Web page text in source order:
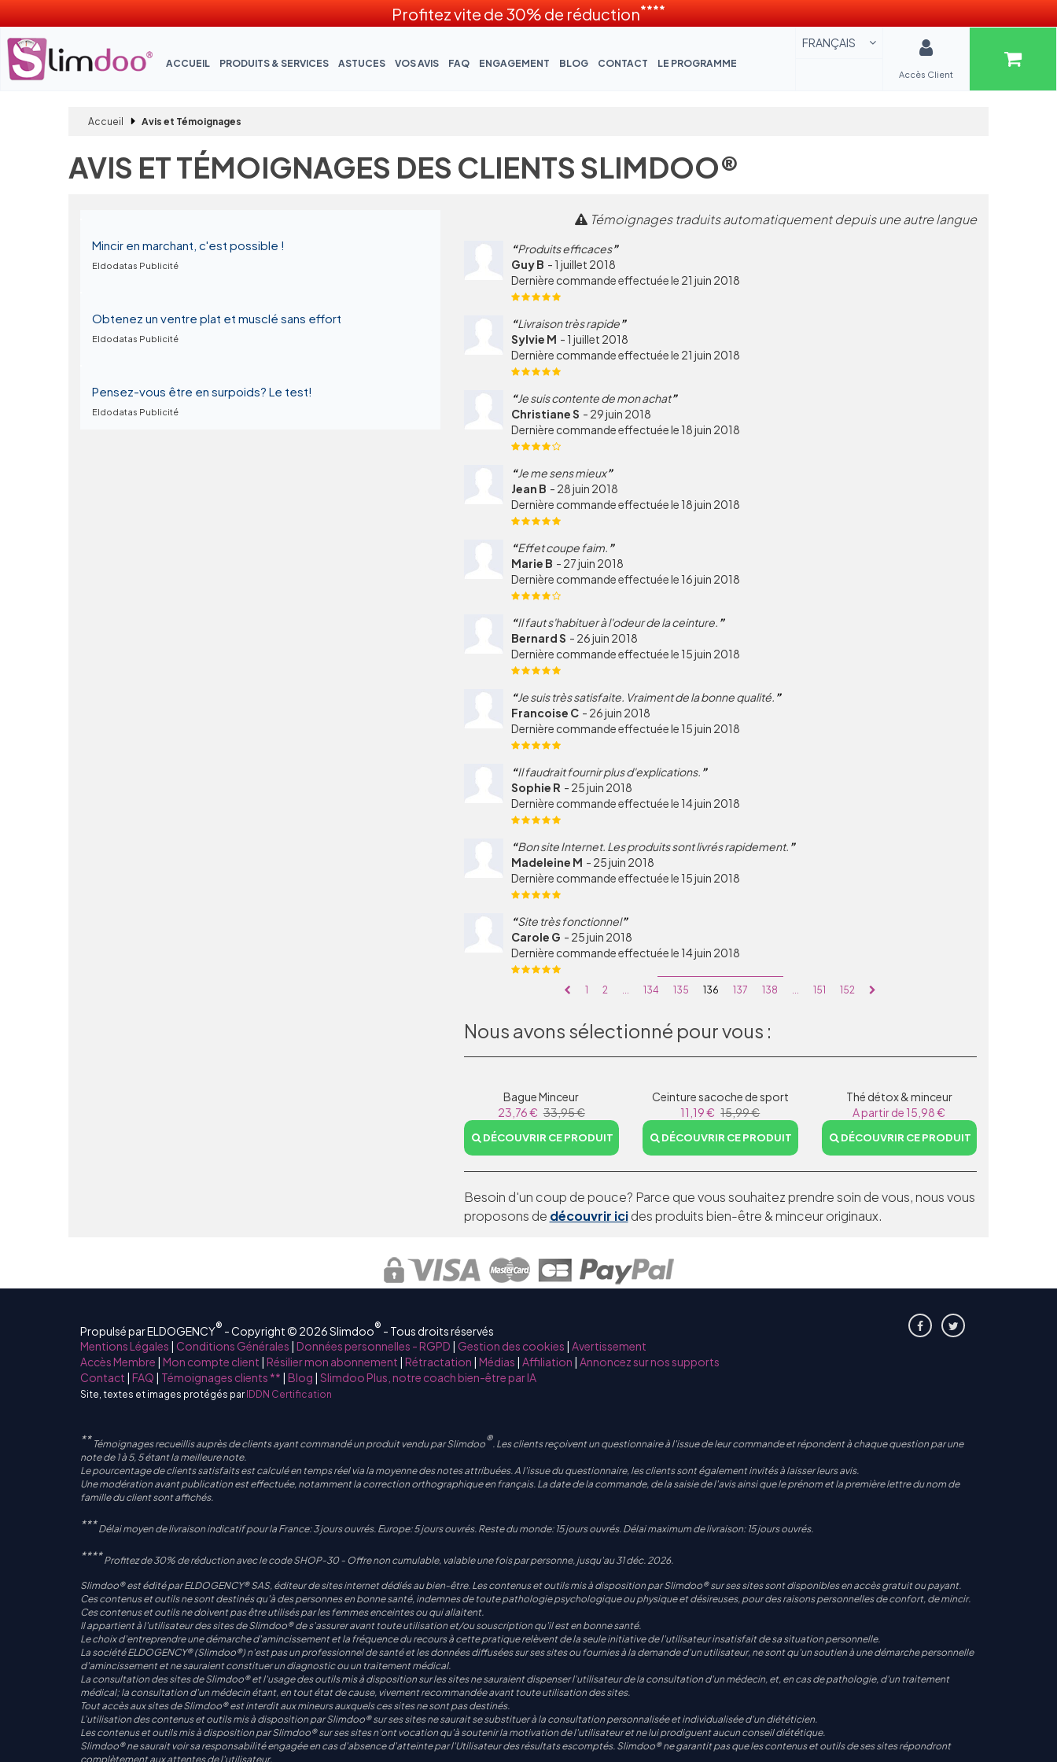
Profitez vite de 30% de réduction****
ACCUEIL PRODUITS & SERVICES ASTUCES VOS AVIS FAQ ENGAGEMENT BLOG CONTACT LE PROGRAMME
Accès Client
FRANÇAIS
Accueil Avis et Témoignages
AVIS ET TÉMOIGNAGES DES CLIENTS SLIMDOO®
Mincir en marchant, c'est possible !
Eldodatas Publicité
Obtenez un ventre plat et musclé sans effort
Eldodatas Publicité
Pensez-vous être en surpoids? Le test!
Eldodatas Publicité
Témoignages traduits automatiquement depuis une autre langue
Produits efficaces
Guy B - 1 juillet 2018
Dernière commande effectuée le 21 juin 2018
Livraison très rapide
Sylvie M - 1 juillet 2018
Dernière commande effectuée le 21 juin 2018
Je suis contente de mon achat
Christiane S - 29 juin 2018
Dernière commande effectuée le 18 juin 2018
Je me sens mieux
Jean B - 28 juin 2018
Dernière commande effectuée le 18 juin 2018
Effet coupe faim.
Marie B - 27 juin 2018
Dernière commande effectuée le 16 juin 2018
Il faut s'habituer à l'odeur de la ceinture.
Bernard S - 26 juin 2018
Dernière commande effectuée le 15 juin 2018
Je suis très satisfaite. Vraiment de la bonne qualité.
Francoise C - 26 juin 2018
Dernière commande effectuée le 15 juin 2018
Il faudrait fournir plus d'explications.
Sophie R - 25 juin 2018
Dernière commande effectuée le 14 juin 2018
Bon site Internet. Les produits sont livrés rapidement.
Madeleine M - 25 juin 2018
Dernière commande effectuée le 15 juin 2018
Site très fonctionnel
Carole G - 25 juin 2018
Dernière commande effectuée le 14 juin 2018
1 2 134 135 136 137 138 151 152
Nous avons sélectionné pour vous :
Bague Minceur
23,76 € 33,95 €
DÉCOUVRIR CE PRODUIT
Ceinture sacoche de sport
11,19 € 15,99 €
DÉCOUVRIR CE PRODUIT
Thé détox & minceur
A partir de 15,98 €
DÉCOUVRIR CE PRODUIT
Besoin d'un coup de pouce? Parce que vous souhaitez prendre soin de vous, nous vous
proposons de découvrir icides produits bien-être & minceur originaux.
Propulsé par ELDOGENCY® - Copyright © 2026 Slimdoo® - Tous droits réservés
Mentions Légales
Conditions Générales Données personnelles - RGPD Gestion des cookies Avertissement
Accès Membre Mon compte client Résilier mon abonnement Rétractation Médias Affiliation Annoncez sur nos supports
Contact FAQ Témoignages clients ** Blog Slimdoo Plus, notre coach bien-être par IA
Site, textes et images protégés par IDDN Certification
** Témoignages recueillis auprès de clients ayant commandé un produit vendu par Slimdoo®. Les clients reçoivent un questionnaire à l'issue de leur commande et répondent à chaque question par une
note de 1 à 5, 5 étant la meilleure note.
Le pourcentage de clients satisfaits est calculé en temps réel via la moyenne des notes attribuées. A l'issue du questionnaire, les clients sont également invités à laisser leurs avis.
Une modération avant publication est effectuée, notamment la correction orthographique en français. La date de la commande, de la saisie de l'avis ainsi que le prénom et la première lettre du nom de
famille du client sont affichés.
*** Délai moyen de livraison indicatif pour la France: 3 jours ouvrés. Europe: 5 jours ouvrés. Reste du monde: 15 jours ouvrés. Délai maximum de livraison: 15 jours ouvrés.
**** Profitez de 30% de réduction avec le code SHOP-30 - Offre non cumulable, valable une fois par personne, jusqu'au 31 déc. 2026.
Slimdoo® est édité par ELDOGENCY® SAS, éditeur de sites internet dédiés au bien-être. Les contenus et outils mis à disposition par Slimdoo® sur ses sites sont disponibles en accès gratuit ou payant.
Ces contenus et outils ne sont destinés qu'à des personnes en bonne santé, indemnes de toute pathologie psychologique ou physique et désireuses, pour des raisons personnelles de confort, de mincir.
Ces contenus et outils ne doivent pas être utilisés par les femmes enceintes ou qui allaitent.
Il appartient à l'utilisateur des sites de Slimdoo® de s'assurer avant toute utilisation et/ou souscription qu'il est en bonne santé.
Le choix d'entreprendre une démarche d'amincissement et la fréquence du recours à cette pratique relèvent de la seule initiative de l'utilisateur insatisfait de sa situation personnelle.
La société ELDOGENCY® (Slimdoo®) n'est pas un professionnel de santé et les données diffusées sur ses sites ou fournies à la demande d'un utilisateur, ne sont qu'un soutien à une démarche personnelle
d'amincissement et ne sauraient constituer un diagnostic ou un traitement médical.
La consultation des sites de Slimdoo® et l'usage des outils mis à disposition sur les sites ne sauraient dispenser l'utilisateur de la consultation d'un médecin, et, en cas de pathologie, d'un traitement
médical; la consultation d'un médecin étant, en tout état de cause, vivement recommandée avant toute utilisation des sites.
Tout accès aux sites de Slimdoo® est interdit aux mineurs auxquels ces sites ne sont pas destinés.
L'utilisation des contenus et outils mis à disposition par Slimdoo® sur ses sites ne saurait se substituer à la consultation personnalisée et individualisée d'un diététicien.
Les contenus et outils mis à disposition par Slimdoo® sur ses sites n'ont vocation qu'à soutenir la motivation de l'utilisateur et ne lui prodiguent aucun conseil diététique.
Slimdoo® ne saurait voir sa responsabilité engagée en cas d'absence d'atteinte par l'Utilisateur des résultats escomptés. Slimdoo® ne garantit pas que les contenus et outils de ses sites répondront
complètement aux attentes de l'utilisateur.